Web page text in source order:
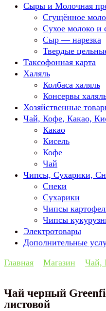
Сыры и Молочная
Сгущённое
Сухое молоко и
Сыр — нарезка
Твердые
Таксофонная карта
Халяль
Колбаса халяль
Консервы
Хозяйственные
Чай, Кофе, Какао,
Какао
Кисель
Кофе
Чай
Чипсы, Сухарики,
Снеки
Сухарики
Чипсы
Чипсы
Электротовары
Дополнительные
Главная Магазин Чай,
Чай черный
листовой